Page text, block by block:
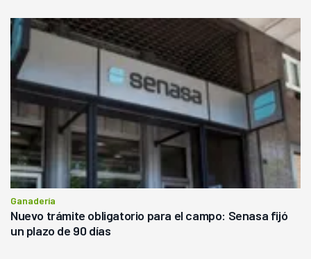
Ganadería
Nuevo trámite obligatorio para el campo: Senasa fijó
un plazo de 90 días